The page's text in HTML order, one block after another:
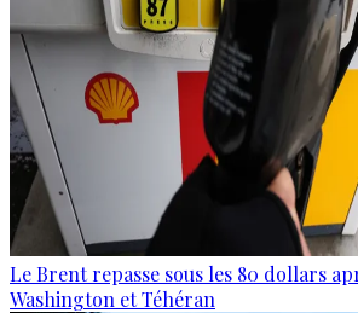
Le Brent repasse sous les 80 dollars
Washington et Téhéran